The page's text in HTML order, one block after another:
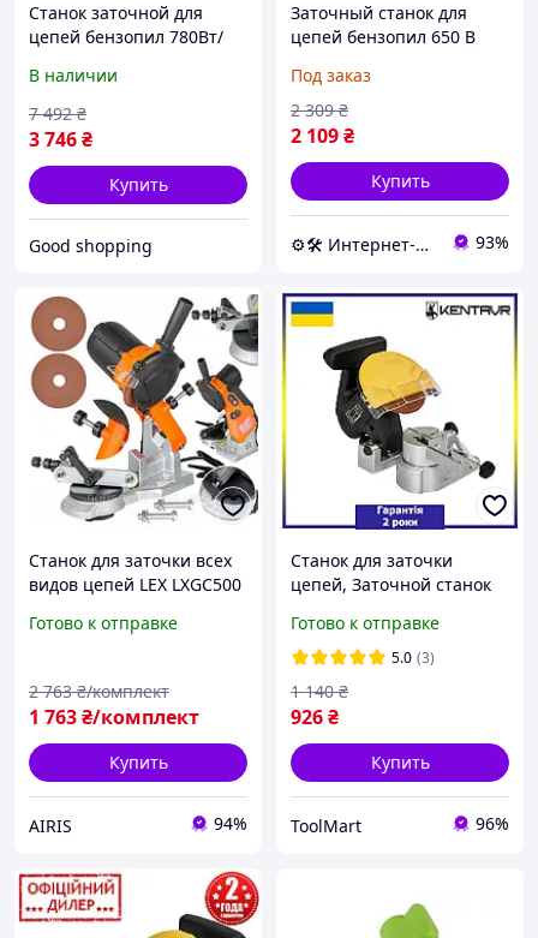
Станок заточной для
цепей бензопил 780Вт/
Заточник для цепей,
Точилка для цепей, XMU
В наличии
3 746₴
7 492 ₴
Купить
Good shopping
Заточный станок для
цепей бензопил 650 В
точильный станок для
цепей
Под заказ
2 109₴
2 309 ₴
Купить
⚙️🛠 Интернет-магазин ALORA 93%
Станок для заточки всех
видов цепей LEX LXGC500
станок для заточки цепей
Готово к отправке
1 763₴/комплект
2 763 ₴/комплект
Купить
AIRIS 94%
Станок для заточки
цепей, Заточной станок
Кентавр TMT СЗ-101
Готово к отправке
5.0 (3)
926₴
1 140 ₴
Купить
ToolMart 96%